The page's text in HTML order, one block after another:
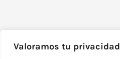
Valoramos tu privacidad